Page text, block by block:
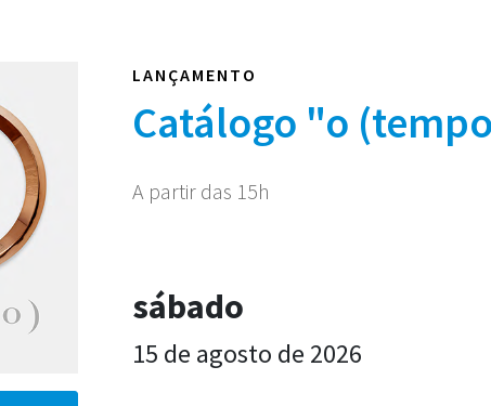
LANÇAMENTO
Catálogo "o
A partir das 15h
sábado
15 de agosto de 2026